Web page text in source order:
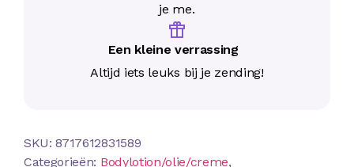
je me.
Een kleine verrassing
Altijd iets leuks bij je zending!
SKU:8717612831589
Categorieën: Bodylotion/olie/creme,